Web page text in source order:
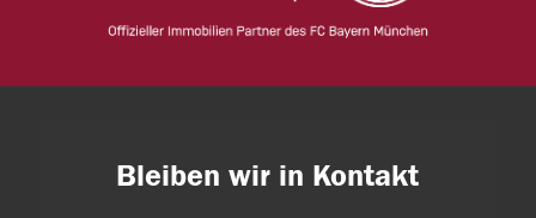
Bleiben wir in Kontakt